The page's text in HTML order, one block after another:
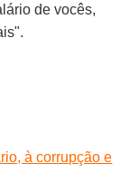
de vocês,
à corrupção e